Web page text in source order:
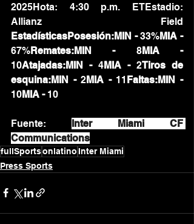
2025Hota: 4:30 p.m. ETEstadio:
EstadísticasPosesión:MIN - 33%
MIA -
67%Remates:MIN - 8
MIA -
10Atajadas:MIN - 4MIA - 2Tiros de
esquina:MIN - 2MIA - 11
Faltas:MIN -
10MIA - 10
Fuente: Inter Miami CF
Communications
fullSportsonlatinoInter Miami
Press Sports